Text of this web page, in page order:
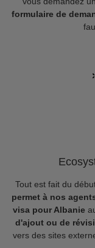
formulaire de
Tout est fait du
permet à nos
visa pour Albanie
d'ajout ou de
vers des sites